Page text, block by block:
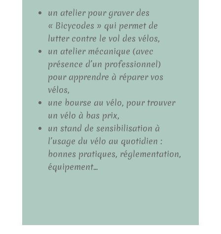
un atelier pour graver des
« Bicycodes » qui permet de
lutter contre le vol des vélos,
un atelier mécanique (avec
présence d’un professionnel)
pour apprendre à réparer vos
vélos,
une bourse au vélo, pour trouver
un vélo à bas prix,
un stand de sensibilisation à
l’usage du vélo au quotidien :
bonnes pratiques, réglementation,
équipement…